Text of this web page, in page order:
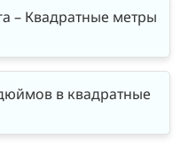
– Квадратные метры
в квадратные